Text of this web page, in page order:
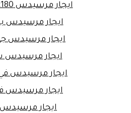
ايجار مرسيدس c180 بالقاهرة
ايجار مرسيدس
ايجار مرسيدس
ايجار مرسيدس
ايجار مرسيدس في
ايجار مرسيدس
ايجار مرسيدس